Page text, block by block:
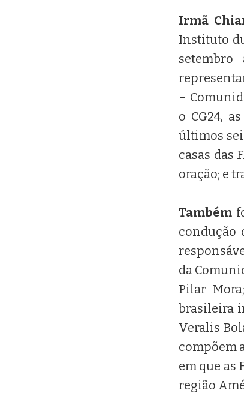
Irmã
Instituto
–
o CG24,
últimos
casas das
oração; e
Também
condução
da
Pilar
brasileira
Veralis
compõem
em que as
região